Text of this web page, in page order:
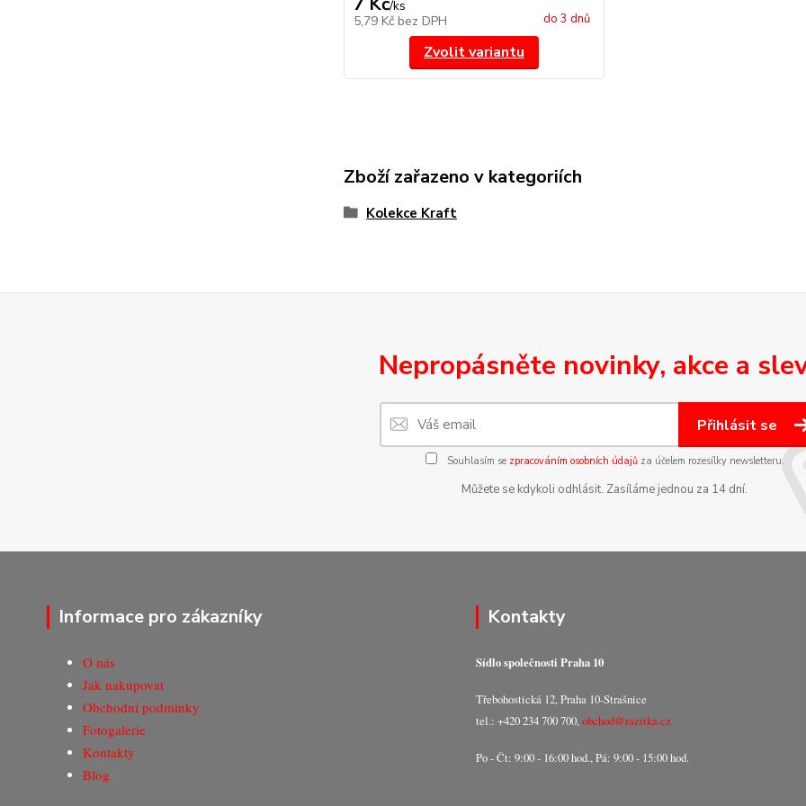
/ks
5,79 Kč bez DPH do 3 dnů
Zvolit variantu
Zboží zařazeno v kategoriích
Kolekce Kraft
Nepropásněte novinky, akce a
Přihlásit se
Souhlasím se zpracováním osobních údajůza účelem rozesílky newsletteru.
Můžete se kdykoli odhlásit. Zasíláme jednou za 14 dní.
Informace pro zákazníky
O nás
Jak nakupovat
Obchodní podmínky
Fotogalerie
Kontakty
Blog
Kontakty
Sídlo společnosti Praha 10
Třebohostická 12, Praha 10-Strašnice
tel.: +420 234 700 700,obchod@razitka.cz
Po - Čt: 9:00 - 16:00 hod., Pá: 9:00 - 15:00 hod.